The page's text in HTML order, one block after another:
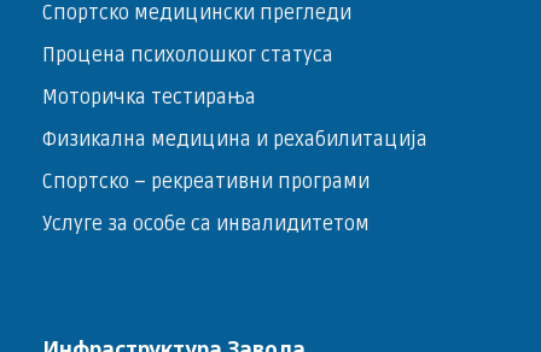
Спортско медицински прегледи
Процена психолошког статуса
Моторичка тестирања
Физикална медицина и рехабилитација
Спортско – ­рекреативни програми
Услуге за особе са инвалидитетом